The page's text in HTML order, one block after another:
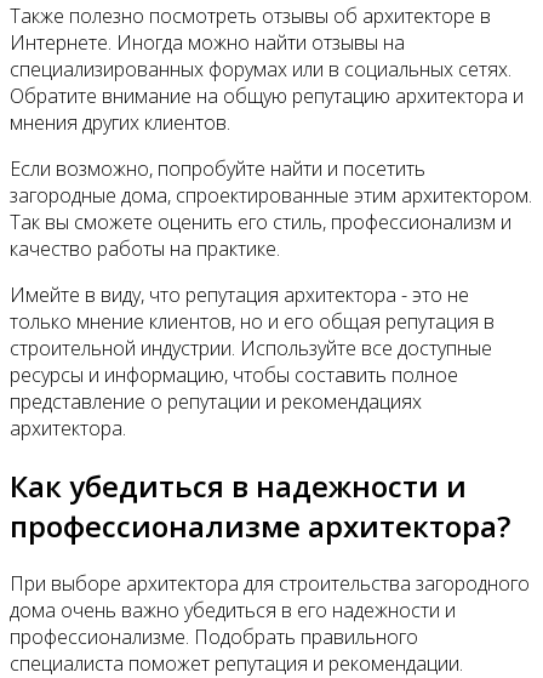
Также полезно посмотреть отзывы об архитекторе в
Интернете. Иногда можно найти отзывы на
специализированных форумах или в социальных сетях.
Обратите внимание на общую репутацию архитектора и
мнения других клиентов.
Если возможно, попробуйте найти и посетить
загородные дома, спроектированные этим архитектором.
Так вы сможете оценить его стиль, профессионализм и
качество работы на практике.
Имейте в виду, что репутация архитектора - это не
только мнение клиентов, но и его общая репутация в
строительной индустрии. Используйте все доступные
ресурсы и информацию, чтобы составить полное
представление о репутации и рекомендациях
архитектора.
Как убедиться в надежности и
профессионализме архитектора?
При выборе архитектора для строительства загородного
дома очень важно убедиться в его надежности и
профессионализме. Подобрать правильного
специалиста поможет репутация и рекомендации.